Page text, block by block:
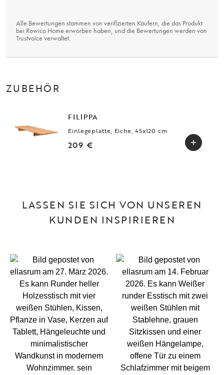
Alle Bewertungen stammen von verifizierten Käufern, die das Produkt
bei Rowico Home erworben haben, und die Bewertungen werden von
Trustvoice verwaltet.
ZUBEHÖR
FILIPPA
Einlegeplatte, Eiche, 45x120 cm
209 €
LASSEN SIE SICH VON UNSEREN
KUNDEN INSPIRIEREN